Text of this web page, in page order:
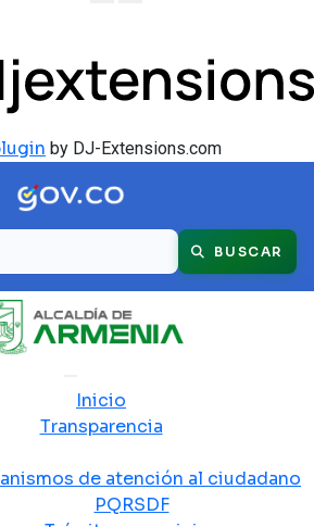
by DJ-Extensions.com
BUSCAR
Inicio
Transparencia
de atención al ciudadano
PQRSDF